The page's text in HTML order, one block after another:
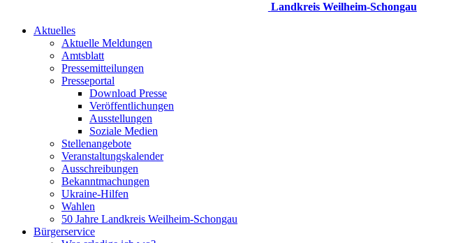
Landkreis Weilheim-Schongau
Aktuelles
Aktuelle Meldungen
Amtsblatt
Pressemitteilungen
Presseportal
Download Presse
Veröffentlichungen
Ausstellungen
Soziale Medien
Stellenangebote
Veranstaltungskalender
Ausschreibungen
Bekanntmachungen
Ukraine-Hilfen
Wahlen
50 Jahre Landkreis Weilheim-Schongau
Bürgerservice